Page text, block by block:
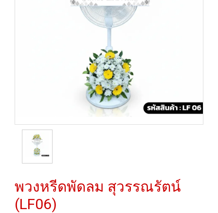
พวงหรีดพัดลม สุวรรณรัตน์
(LF06)